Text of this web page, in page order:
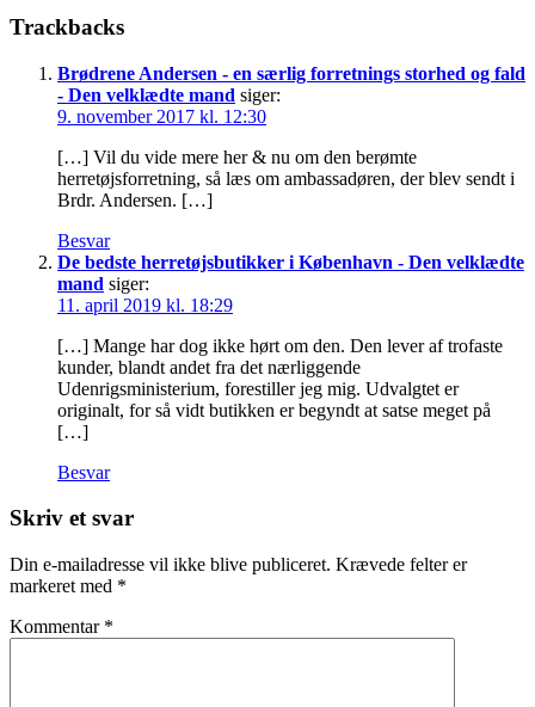
Trackbacks
Brødrene Andersen - en særlig forretnings storhed og fald
- Den velklædte mand siger:
9. november 2017 kl. 12:30
[…] Vil du vide mere her & nu om den berømte
herretøjsforretning, så læs om ambassadøren, der blev sendt i
Brdr. Andersen. […]
Besvar
De bedste herretøjsbutikker i København - Den velklædte
mand siger:
11. april 2019 kl. 18:29
[…] Mange har dog ikke hørt om den. Den lever af trofaste
kunder, blandt andet fra det nærliggende
Udenrigsministerium, forestiller jeg mig. Udvalgtet er
originalt, for så vidt butikken er begyndt at satse meget på
[…]
Besvar
Skriv et svar
Din e-mailadresse vil ikke blive publiceret. Krævede felter er
markeret med *
Kommentar *